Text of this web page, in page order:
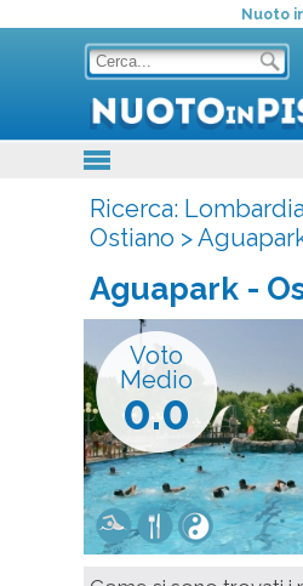
Nuoto
Ricerca:
Ostiano >
Aguapark -
Voto
Medio
0.0